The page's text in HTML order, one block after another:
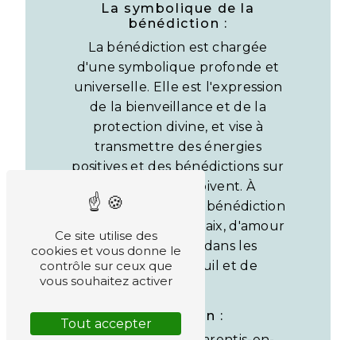
La symbolique de la
bénédiction :
La bénédiction est chargée
d'une symbolique profonde et
universelle. Elle est l'expression
de la bienveillance et de la
protection divine, et vise à
transmettre des énergies
positives et des bénédictions sur
ceux qui la reçoivent. À
Parentis-en-Born, la bénédiction
est un symbole de paix, d'amour
et de réconfort dans les
moments de deuil et de
passage.
Conclusion :
Ce site utilise des
cookies et vous donne le
contrôle sur ceux que
vous souhaitez activer
Tout accepter